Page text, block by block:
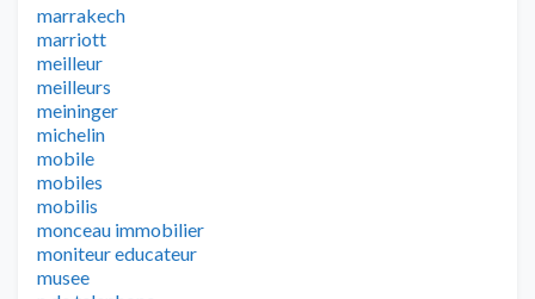
marrakech
marriott
meilleur
meilleurs
meininger
michelin
mobile
mobiles
mobilis
monceau immobilier
moniteur educateur
musee